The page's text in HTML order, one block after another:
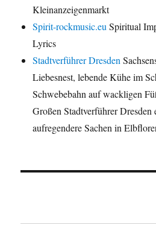
Kleinanzeigenmarkt
Spirit-rockmusic.euSpiritual
Lyrics
Stadtverführer Dresden
Liebesnest, lebende Kühe im
Schwebebahn auf wackligen
Großen Stadtverführer
aufregendere Sachen in